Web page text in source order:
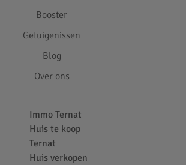
Booster
Getuigenissen
Blog
Over ons
Immo Ternat
Huis te koop
Ternat
Huis verkopen